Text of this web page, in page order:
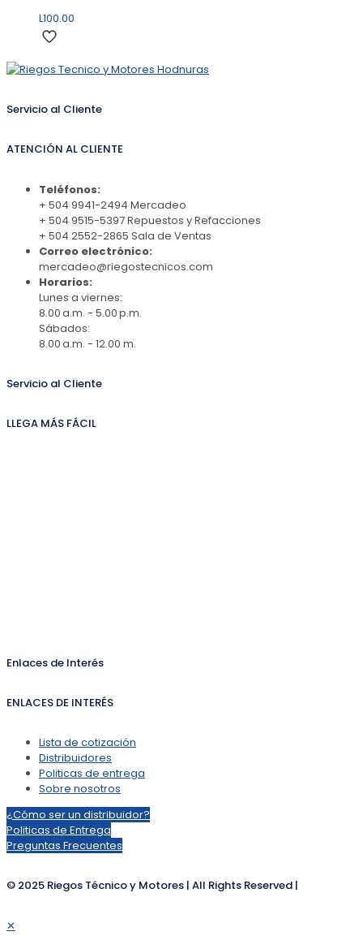
L100.00
Servicio al Cliente
ATENCIÓN AL CLIENTE
Teléfonos:
+ 504 9941-2494 Mercadeo
+ 504 9515-5397 Repuestos y Refacciones
+ 504 2552-2865 Sala de Ventas
Correo electrónico:
mercadeo@riegostecnicos.com
Horarios:
Lunes a viernes:
8.00 a.m. - 5.00 p.m.
Sábados:
8.00 a.m. - 12.00 m.
Servicio al Cliente
LLEGA MÁS FÁCIL
Enlaces de Interés
ENLACES DE INTERÉS
Lista de cotización
Distribuidores
Politicas de entrega
Sobre nosotros
¿Cómo ser un distribuidor?
Politicas de Entrega
Preguntas Frecuentes
© 2025 Riegos Técnico y Motores | All Rights Reserved |
✕